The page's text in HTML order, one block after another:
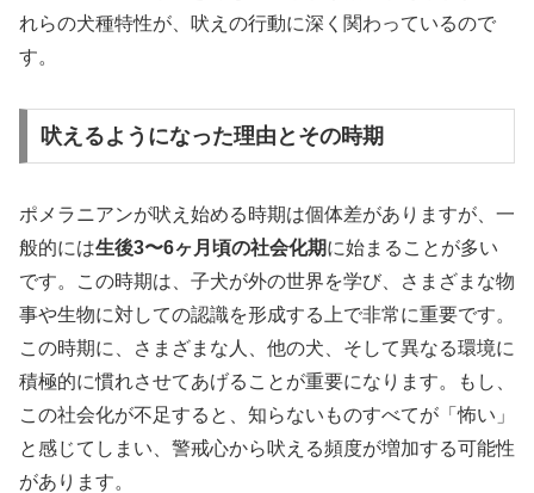
れらの犬種特性が、吠えの行動に深く関わっているので
す。
吠えるようになった理由とその時期
ポメラニアンが吠え始める時期は個体差がありますが、一
般的には生後3〜6ヶ月頃の社会化期に始まることが多い
です。この時期は、子犬が外の世界を学び、さまざまな物
事や生物に対しての認識を形成する上で非常に重要です。
この時期に、さまざまな人、他の犬、そして異なる環境に
積極的に慣れさせてあげることが重要になります。もし、
この社会化が不足すると、知らないものすべてが「怖い」
と感じてしまい、警戒心から吠える頻度が増加する可能性
があります。